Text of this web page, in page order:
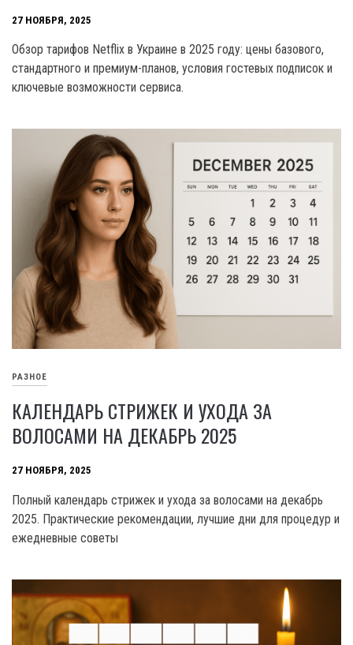
27 НОЯБРЯ, 2025
Обзор тарифов Netflix в Украине в 2025 году: цены базового,
стандартного и премиум-планов, условия гостевых подписок и
ключевые возможности сервиса.
РАЗНОЕ
КАЛЕНДАРЬ СТРИЖЕК И УХОДА ЗА
ВОЛОСАМИ НА ДЕКАБРЬ 2025
27 НОЯБРЯ, 2025
Полный календарь стрижек и ухода за волосами на декабрь
2025. Практические рекомендации, лучшие дни для процедур и
ежедневные советы